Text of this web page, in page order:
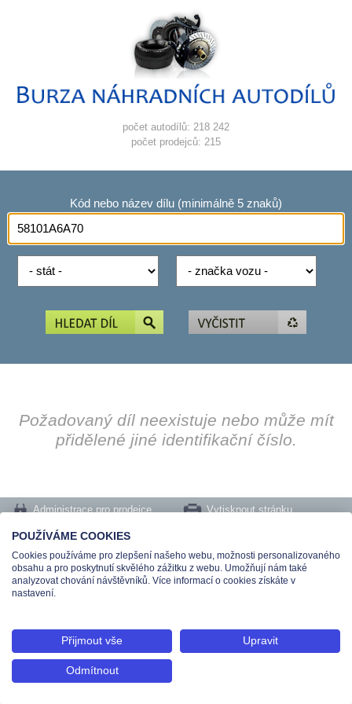
počet autodílů: 218 242
počet prodejců: 215
Kód nebo název dílu (minimálně 5 znaků)
Požadovaný díl neexistuje nebo může mít
přidělené jiné identifikační číslo.
Administrace pro prodejce
Vytisknout stránku
Nastavení cookies
Tel.: +420 491 519 500 | E-mail: helpdesk@teas.cz | Provozovna: tř. T.Bati 299,
763 02 Zlín
© 2026 Teas spol. s r. o., Platnéřská 88/9, 110 00 Praha 1 - Staré Město, IČO:
48906565, DIČ: CZ699008048, Zapsána v OR vedeném u Městského soudu v
POUŽÍVÁME COOKIES
Cookies používáme pro zlepšení našeho webu, možnosti personalizovaného
obsahu a pro poskytnutí skvělého zážitku z webu. Umožňují nám také
analyzovat chování návštěvníků. Více informací o cookies získáte v
nastavení.
Přijmout vše Upravit
Odmítnout